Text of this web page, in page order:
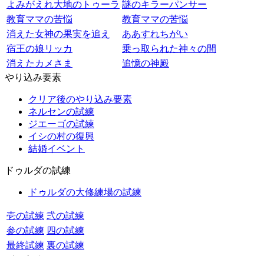
よみがえれ大地のトゥーラ 謎のキラーパンサー
教育ママの苦悩
教育ママの苦悩
消えた女神の果実を追え
ああすれちがい
宿王の娘リッカ
乗っ取られた神々の間
消えたカメさま
追憶の神殿
やり込み要素
クリア後のやり込み要素
ネルセンの試練
ジエーゴの試練
イシの村の復興
結婚イベント
ドゥルダの試練
ドゥルダの大修練場の試練
壱の試練 弐の試練
参の試練 四の試練
最終試練 裏の試練